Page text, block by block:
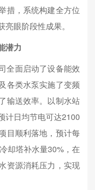
措，系统构建全方位
眼阶段性成果。
潜力
全面启动了设备能效
各类水泵实施了变频
输送效率。以制水站
计日均节电可达2100
目顺利落地，预计每
却塔补水量30%，在
资源消耗压力，实现